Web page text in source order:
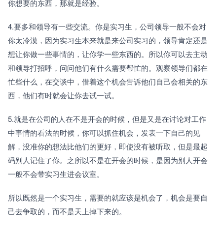
你想要的东西，那就是经验。
4.要多和领导有一些交流。你是实习生，公司领导一般不会对
你太冷漠，因为实习生本来就是来公司实习的，领导肯定还是
想让你做一些事情的，让你学一些东西的。所以你可以去主动
和领导打招呼，问问他们有什么需要帮忙的。观察领导们都在
忙些什么，在交谈中，借着这个机会告诉他们自己会相关的东
西，他们有时就会让你去试一试。
5.就是在公司的人在不是开会的时候，但是又是在讨论对工作
中事情的看法的时候，你可以抓住机会，发表一下自己的见
解，没准你的想法比他们的更好，即使没有被听取，但是最起
码别人记住了你。之所以不是在开会的时候，是因为别人开会
一般不会带实习生进会议室。
所以既然是一个实习生，需要的就应该是机会了，机会是要自
己去争取的，而不是天上掉下来的。